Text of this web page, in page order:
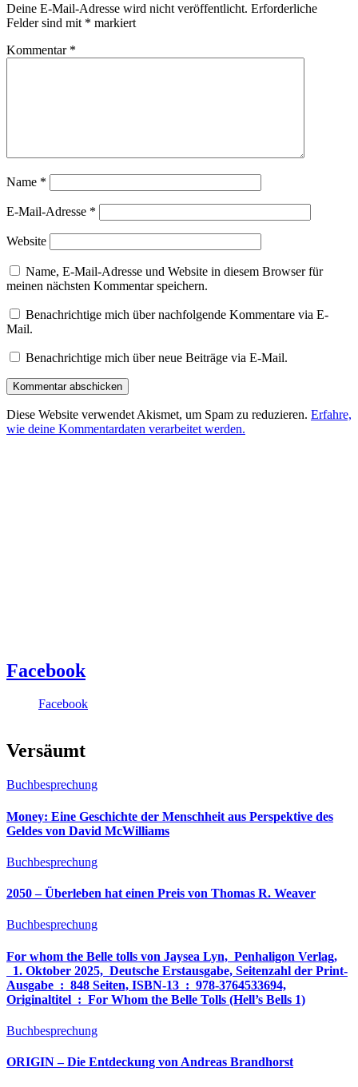
Deine E-Mail-Adresse wird nicht veröffentlicht. Erforderliche
Felder sind mit * markiert
Kommentar *
Name *
E-Mail-Adresse *
Website
Name, E-Mail-Adresse und Website in diesem Browser für
meinen nächsten Kommentar speichern.
Benachrichtige mich über nachfolgende Kommentare via E-
Mail.
Benachrichtige mich über neue Beiträge via E-Mail.
Diese Website verwendet Akismet, um Spam zu reduzieren. Erfahre,
wie deine Kommentardaten verarbeitet werden.
Facebook
Facebook
Versäumt
Buchbesprechung
Money: Eine Geschichte der Menschheit aus Perspektive des
Geldes von David McWilliams
Buchbesprechung
2050 – Überleben hat einen Preis von Thomas R. Weaver
Buchbesprechung
For whom the Belle tolls von Jaysea Lyn, ‎ Penhaligon Verlag,
‎ 1. Oktober 2025, ‎ Deutsche Erstausgabe, Seitenzahl der Print-
Ausgabe ‏ : ‎ 848 Seiten, ISBN-13 ‏ : ‎ 978-3764533694,
Originaltitel ‏ : ‎ For Whom the Belle Tolls (Hell’s Bells 1)
Buchbesprechung
ORIGIN – Die Entdeckung von Andreas Brandhorst